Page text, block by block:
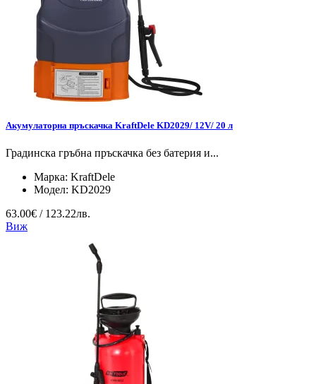
Акумулаторна пръскачка KraftDele KD2029/ 12V/ 20 л
Градинска гръбна пръскачка без батерия и...
Марка: KraftDele
Модел: KD2029
63.00€ / 123.22лв.
Виж